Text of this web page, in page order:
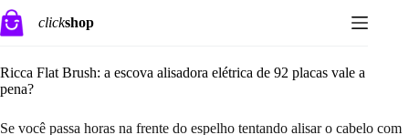
Pular
para
o
clickshop
Ricca Flat Brush: a escova alisadora elétrica de 92 placas vale a
pena?
Se você passa horas na frente do espelho tentando alisar o cabelo com